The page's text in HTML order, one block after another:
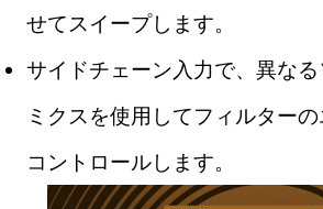
せてスイープします。
サイドチェーン入力で、異な
ミクスを使用してフィルター
コントロールします。